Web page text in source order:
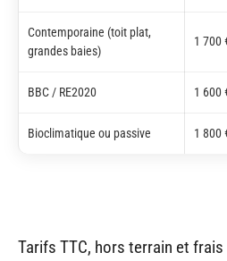
Contemporaine (toit plat,
grandes baies)
1 700
BBC / RE2020 1 600
Bioclimatique ou passive 1 800
Tarifs TTC, hors terrain et